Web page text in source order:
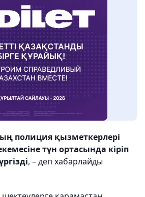
полиция қызметкерлері
түн ортасында кіріп
, – деп хабарлайды